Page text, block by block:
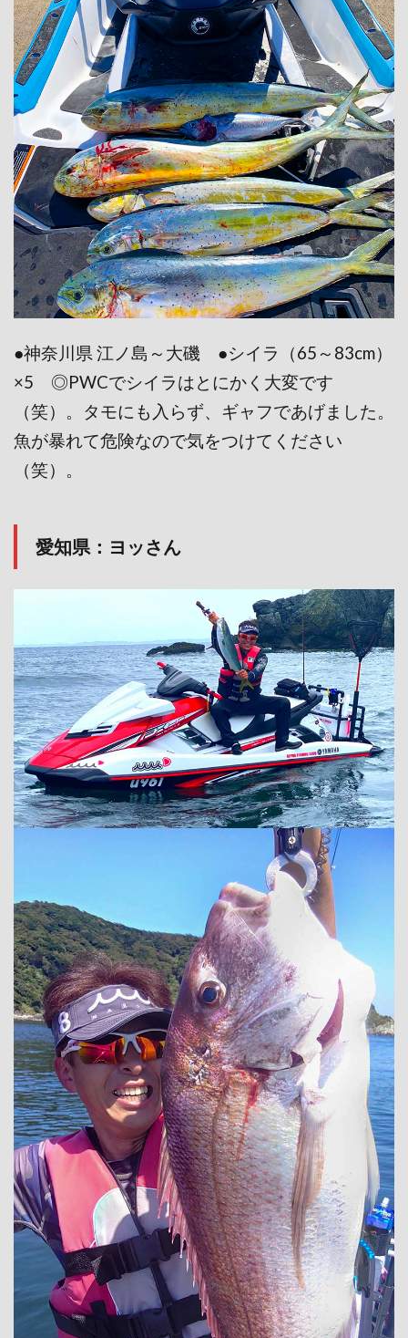
●神奈川県 江ノ島～大磯 ●シイラ（65～83cm）
×5 ◎PWCでシイラはとにかく大変です
（笑）。タモにも入らず、ギャフであげました。
魚が暴れて危険なので気をつけてください
（笑）。
愛知県：ヨッさん